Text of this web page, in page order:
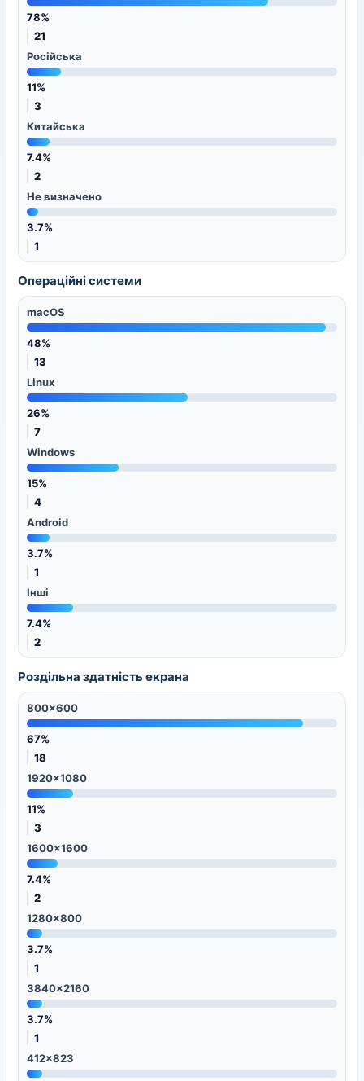
78%
21
Російська
11%
3
Китайська
7.4%
2
Не визначено
3.7%
1
Операційні системи
macOS
48%
13
Linux
26%
7
Windows
15%
4
Android
3.7%
1
Інші
7.4%
2
Роздільна здатність екрана
800x600
67%
18
1920x1080
11%
3
1600x1600
7.4%
2
1280x800
3.7%
1
3840x2160
3.7%
1
412x823